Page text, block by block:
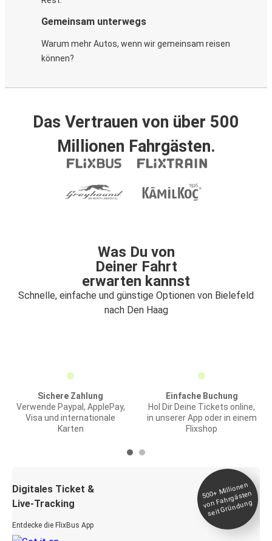
Gemeinsam unterwegs
Warum mehr Autos, wenn wir gemeinsam reisen
können?
Das Vertrauen von über 500
Millionen Fahrgästen.
Was Du von
Deiner Fahrt
erwarten kannst
Schnelle, einfache und günstige Optionen von Bielefeld
nach Den Haag
Sichere Zahlung
Verwende Paypal, ApplePay,
Visa und internationale
Karten
Einfache Buchung
Hol Dir Deine Tickets online,
in unserer App oder in einem
Flixshop
Digitales Ticket &
Live-Tracking
Entdecke die FlixBus App
500+
Millionen
von Fahrgästen
seit
Gründung